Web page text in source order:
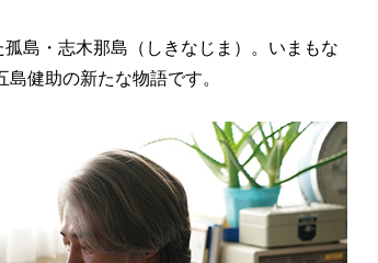
島・志木那島（しきなじま）。いまもな
健助の新たな物語です。